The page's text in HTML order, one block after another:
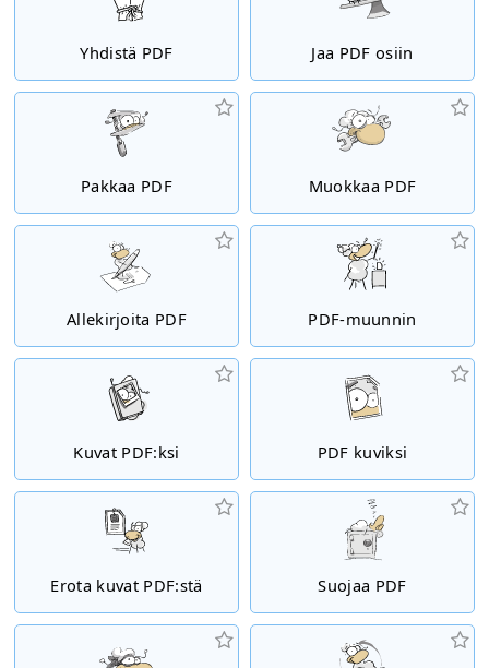
Yhdistä PDF Jaa PDF osiin
Pakkaa PDF Muokkaa PDF
Allekirjoita PDF PDF-muunnin
Kuvat PDF:ksi PDF kuviksi
Erota kuvat PDF:stä Suojaa PDF